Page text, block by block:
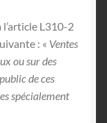
l’article L310-2
: « Ventes
ou sur des
de ces
spécialement